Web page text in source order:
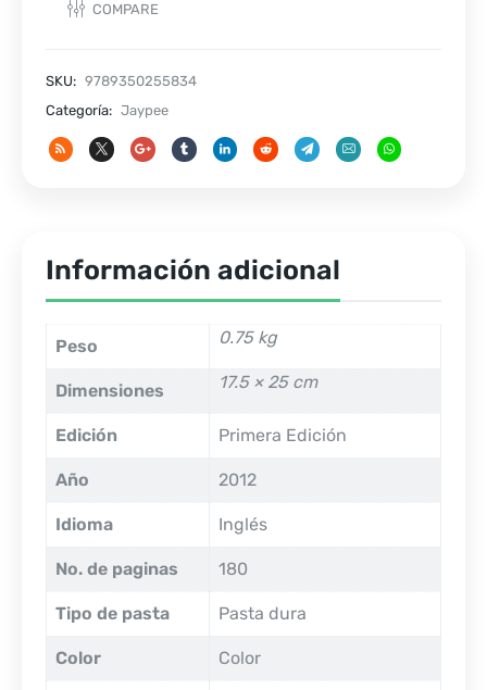
COMPARE
SKU: 9789350255834
Categoría: Jaypee
Información adicional
Peso 0.75 kg
Dimensiones 17.5 × 25 cm
Edición Primera Edición
Año 2012
Idioma Inglés
No. de paginas 180
Tipo de pasta Pasta dura
Color Color